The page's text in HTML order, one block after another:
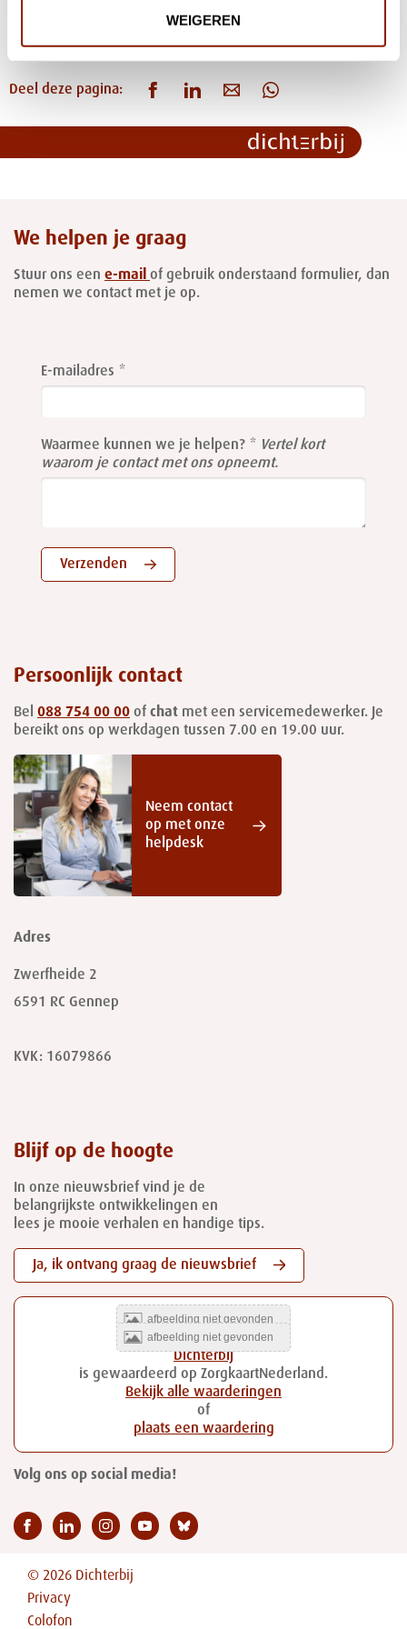
WEIGEREN
3 4 5
Deel deze pagina:
We helpen je graag
Stuur ons een e-mail of gebruik onderstaand formulier, dan
nemen we contact met je op.
this
field
E-mailadres
Waarmee kunnen we je helpen?
Vertel kort
waarom je contact met ons opneemt.
Verzenden
Persoonlijk contact
Bel 088 754 00 00 of chat met een servicemedewerker. Je
bereikt ons op werkdagen tussen 7.00 en 19.00 uur.
Neem contact
op met onze
helpdesk
Adres
Zwerfheide 2
6591 RC Gennep
KVK: 16079866
Blijf op de hoogte
In onze nieuwsbrief vind je de
belangrijkste ontwikkelingen en
lees je mooie verhalen en handige tips.
Ja, ik ontvang graag de nieuwsbrief
Dichterbij
is gewaardeerd op ZorgkaartNederland.
Bekijk alle waarderingen
of
plaats een waardering
Volg ons op social media!
© 2026 Dichterbij
Privacy
Colofon